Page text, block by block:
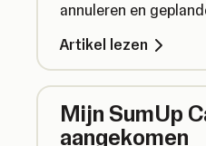
annuleren en
bedrijfsrekening
Artikel lezen
Mijn SumUp
aangekomen